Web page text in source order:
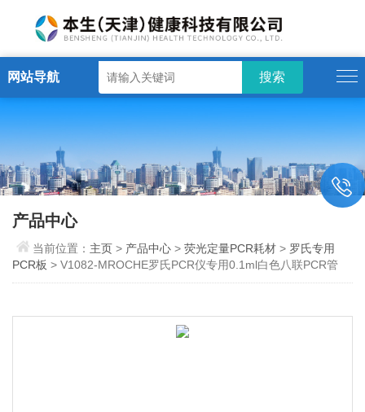
网站导航
产品中心
当前位置： 主页> 产品中心 >荧光定量PCR耗材 > 罗氏专用
PCR板 > V1082-MROCHE罗氏PCR仪专用0.1ml白色八联PCR管